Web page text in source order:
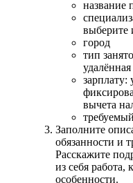
название
выберите
город
тип
зарплату:
вычета
Заполните
обязанности и
Расскажите
из себя работа,
особенности.